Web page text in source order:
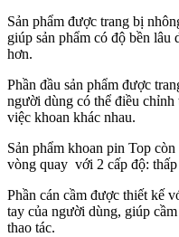
Sản phẩm được trang bị
giúp sản phẩm có độ bền lâu
hơn.
Phần đầu sản phẩm được
người dùng có thể điều
việc khoan khác nhau.
Sản phẩm khoan pin Top
vòng quay với 2 cấp độ:
Phần cán cầm được thiết kế
tay của người dùng, giúp
thao tác.